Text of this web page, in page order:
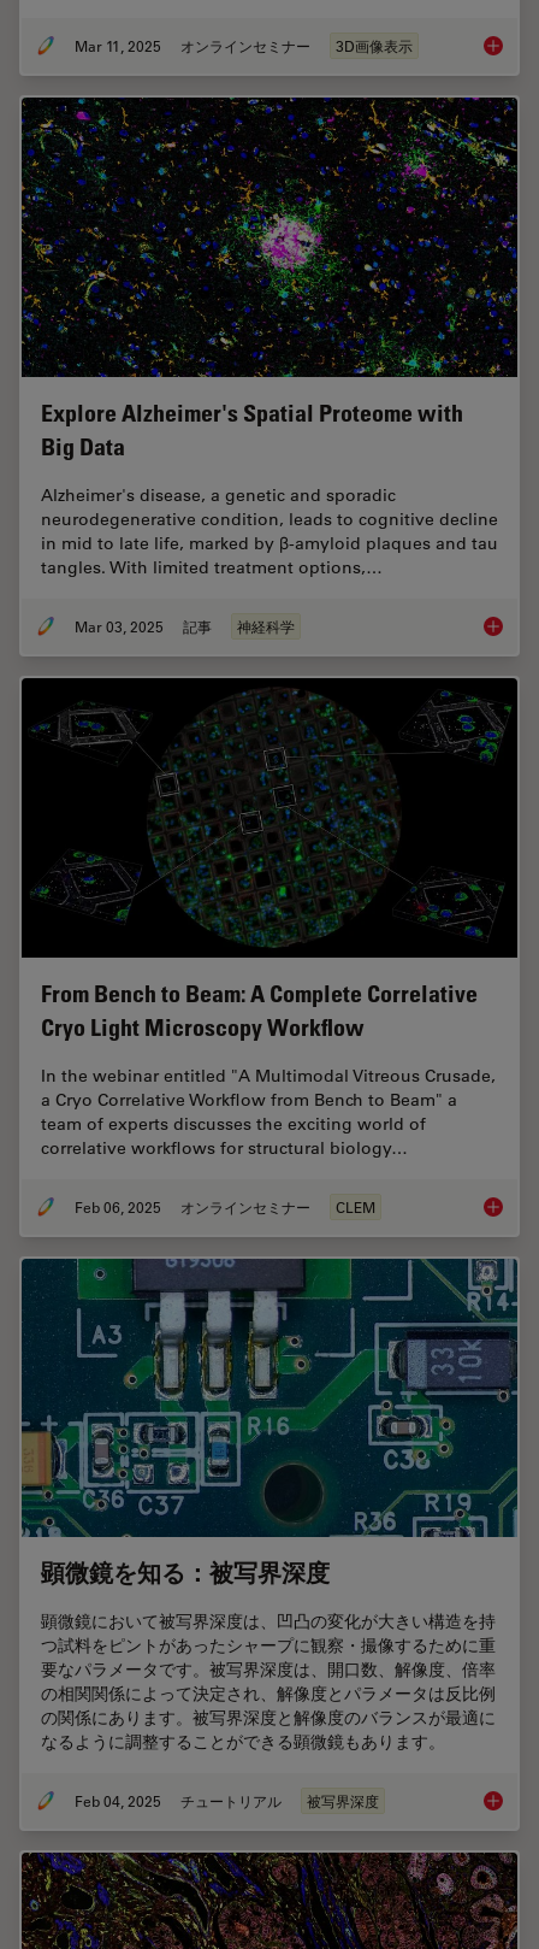
Mar 11, 2025 オンラインセミナー 3D画像表示
Explore Alzheimer's Spatial Proteome with
Big Data
Alzheimer's disease, a genetic and sporadic
neurodegenerative condition, leads to cognitive decline
in mid to late life, marked by β-amyloid plaques and tau
tangles. With limited treatment options,…
Mar 03, 2025 記事 神経科学
From Bench to Beam: A Complete Correlative
Cryo Light Microscopy Workflow
In the webinar entitled "A Multimodal Vitreous Crusade,
a Cryo Correlative Workflow from Bench to Beam" a
team of experts discusses the exciting world of
correlative workflows for structural biology…
Feb 06, 2025 オンラインセミナー CLEM From
顕微鏡を知る：被写界深度
顕微鏡において被写界深度は、凹凸の変化が⼤きい構造を持
つ試料をピントがあったシャープに観察・撮像するために重
要なパラメータです。被写界深度は、開⼝数、解像度、倍率
の相関関係によって決定され、解像度とパラメータは反⽐例
の関係にあります。被写界深度と解像度のバランスが最適に
なるように調整することができる顕微鏡もあります。
Feb 04, 2025 チュートリアル 被写界深度 顕微鏡